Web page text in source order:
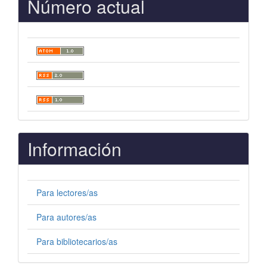
Número actual
Información
Para lectores/as
Para autores/as
Para bibliotecarios/as